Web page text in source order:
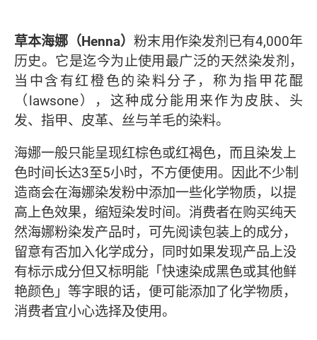
草本海娜（Henna）粉末用作染发剂已有4,000年
历史。它是迄今为止使用最广泛的天然染发剂，
当中含有红橙色的染料分子，称为指甲花醌
（lawsone），这种成分能用来作为皮肤、头
发、指甲、皮革、丝与羊毛的染料。
海娜一般只能呈现红棕色或红褐色，而且染发上
色时间长达3至5小时，不方便使用。因此不少制
造商会在海娜染发粉中添加一些化学物质，以提
高上色效果，缩短染发时间。消费者在购买纯天
然海娜粉染发产品时，可先阅读包装上的成分，
留意有否加入化学成分，同时如果发现产品上没
有标示成分但又标明能「快速染成黑色或其他鲜
艳颜色」等字眼的话，便可能添加了化学物质，
消费者宜小心选择及使用。